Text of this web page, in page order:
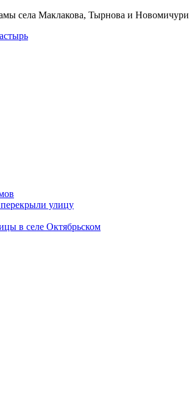
села Маклакова, Тырнова и
улицу
в селе Октябрьском